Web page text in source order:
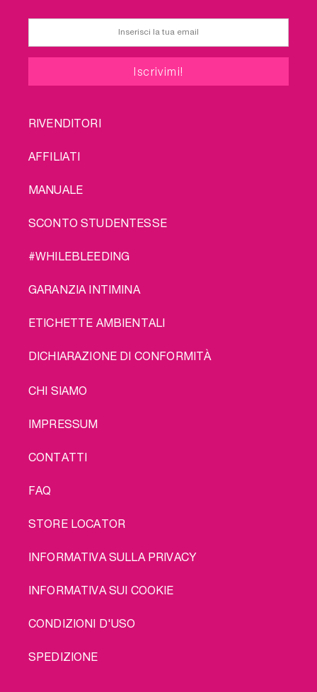
FOOTER
RIVENDITORI
AFFILIATI
MANUALE
SCONTO STUDENTESSE
#WHILEBLEEDING
GARANZIA INTIMINA
ETICHETTE AMBIENTALI
DICHIARAZIONE DI CONFORMITÀ
LEGAL
CHI SIAMO
IMPRESSUM
CONTATTI
FAQ
STORE LOCATOR
INFORMATIVA SULLA PRIVACY
INFORMATIVA SUI COOKIE
CONDIZIONI D'USO
SPEDIZIONE